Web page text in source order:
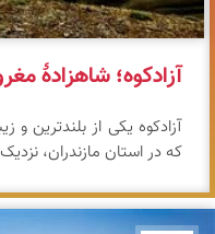
آزادکوه؛ شاهزادهٔ
آزادکوه یکی از بلندترین و
که در استان مازندران،